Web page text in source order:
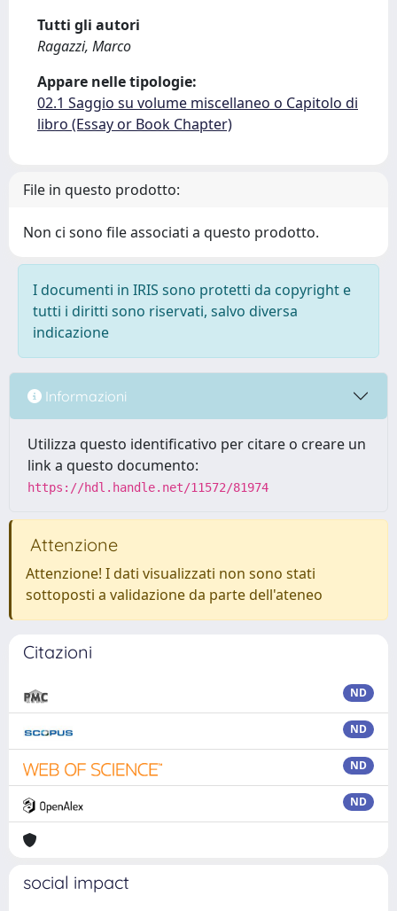
Tutti gli autori
Ragazzi, Marco
Appare nelle tipologie:
02.1 Saggio su volume miscellaneo o Capitolo di
libro (Essay or Book Chapter)
File in questo prodotto:
Non ci sono file associati a questo prodotto.
I documenti in IRIS sono protetti da copyright e
tutti i diritti sono riservati, salvo diversa
indicazione
Informazioni
Utilizza questo identificativo per citare o creare un
link a questo documento:
https://hdl.handle.net/11572/81974
Attenzione
Attenzione! I dati visualizzati non sono stati
sottoposti a validazione da parte dell'ateneo
Citazioni
ND
ND
ND
ND
social impact